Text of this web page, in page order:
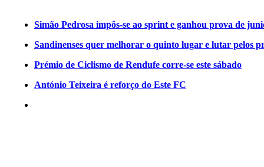
Simão Pedrosa impôs-se ao sprint e ganhou prova de
Sandinenses quer melhorar o quinto lugar e lutar pelos
Prémio de Ciclismo de Rendufe corre-se este sábado
António Teixeira é reforço do Este FC